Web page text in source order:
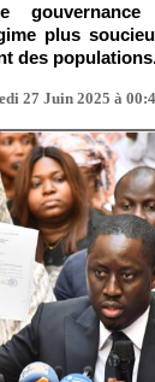
plus
des
27 Juin 2025 à